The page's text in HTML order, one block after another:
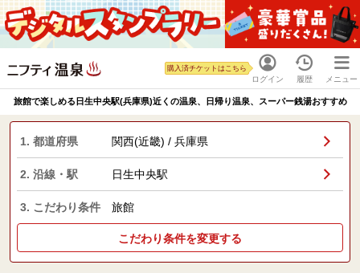
ログイン
購入済チケットはこちら
履歴 メニュー
旅館で楽しめる日生中央駅(兵庫県)近くの温泉、日帰り温泉、スーパー銭湯おすすめ
1. 都道府県 関西(近畿) / 兵庫県
2. 沿線・駅 日生中央駅
3. こだわり条件 旅館
こだわり条件を変更する